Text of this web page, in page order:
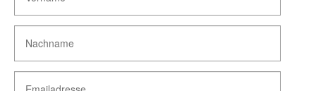
Ihr Konto/Login